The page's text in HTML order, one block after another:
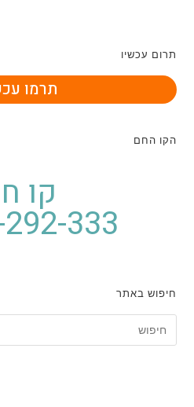
תרום עכשיו
תרמו
הקו החם
קו
333
חיפוש באתר